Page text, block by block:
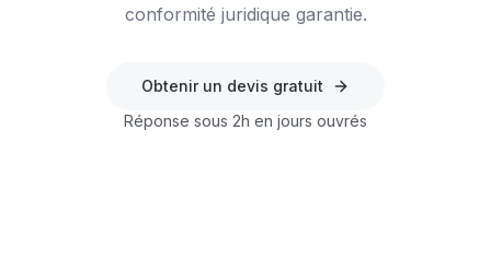
conformité juridique garantie.
Obtenir un devis gratuit
Réponse sous 2h en jours ouvrés